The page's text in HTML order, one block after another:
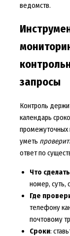
ведомств.
запросы
Контроль
календарь
промежуточных
уметь
ответ по
Что сделать
номер, суть,
Где
телефону
почтовому
Сроки: